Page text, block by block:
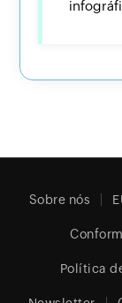
Sobre nós
Política